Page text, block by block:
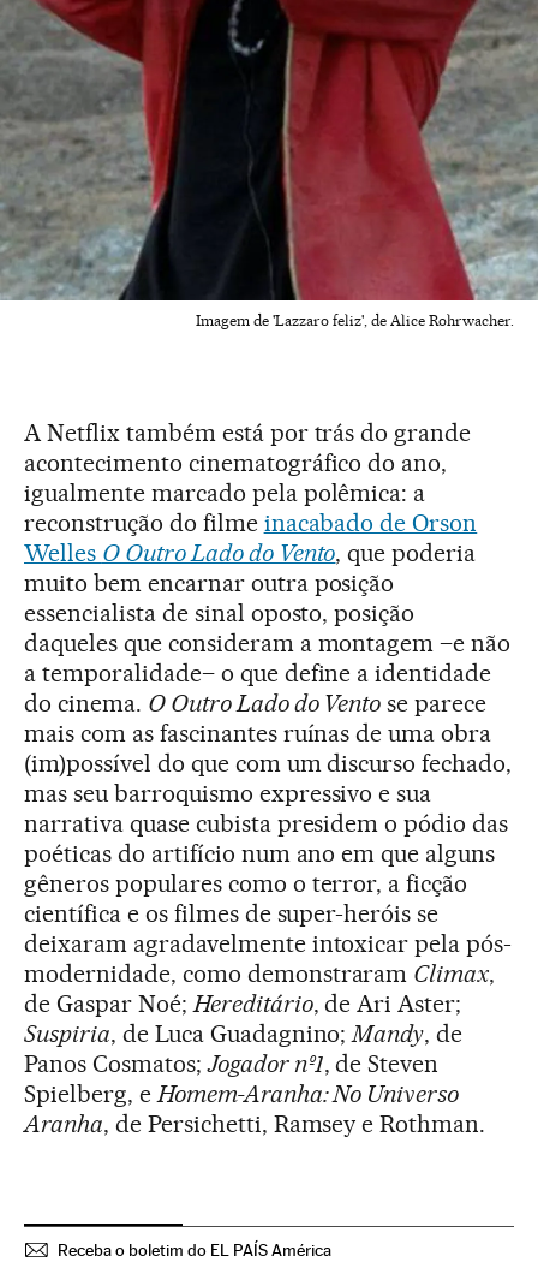
Imagem de 'Lazzaro feliz', de Alice Rohrwacher.
A Netflix também está por trás do grande
acontecimento cinematográfico do ano,
igualmente marcado pela polêmica: a
reconstrução do filme inacabado de Orson
Welles O Outro Lado do Vento, que poderia
muito bem encarnar outra posição
essencialista de sinal oposto, posição
daqueles que consideram a montagem –e não
a temporalidade– o que define a identidade
do cinema. O Outro Lado do Vento se parece
mais com as fascinantes ruínas de uma obra
(im)possível do que com um discurso fechado,
mas seu barroquismo expressivo e sua
narrativa quase cubista presidem o pódio das
poéticas do artifício num ano em que alguns
gêneros populares como o terror, a ficção
científica e os filmes de super-heróis se
deixaram agradavelmente intoxicar pela pós-
modernidade, como demonstraram Climax,
de Gaspar Noé;Hereditário, de Ari Aster;
Suspiria, de Luca Guadagnino;Mandy, de
Panos Cosmatos;Jogador nº1, de Steven
Spielberg, eHomem-Aranha: No Universo
Aranha, de Persichetti, Ramsey e Rothman.
Receba o boletim do EL PAÍS América